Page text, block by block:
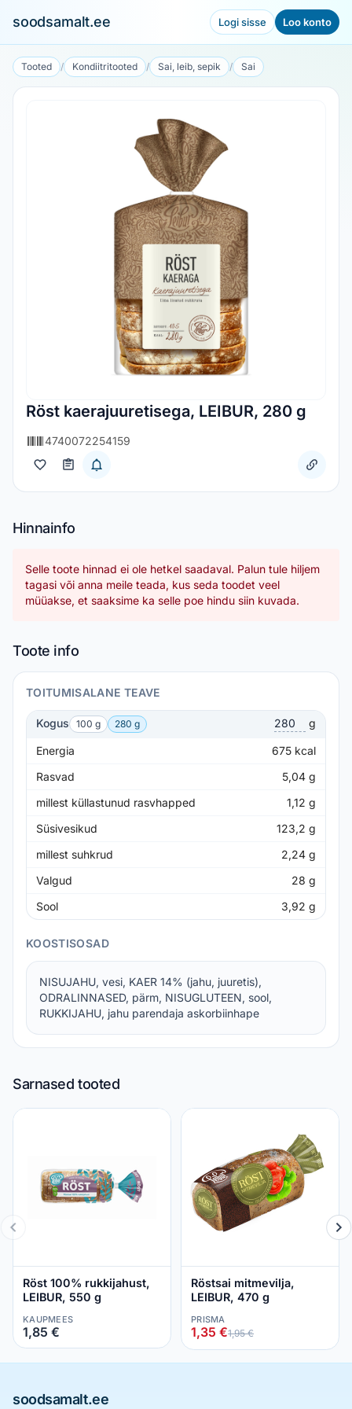
soodsamalt.ee Logi sisse Loo konto
Tooted / Kondiitritooted / Sai, leib, sepik / Sai
Röst kaerajuuretisega, LEIBUR, 280 g
4740072254159
Hinnainfo
Selle toote hinnad ei ole hetkel saadaval. Palun tule hiljem
tagasi või anna meile teada, kus seda toodet veel
müüakse, et saaksime ka selle poe hindu siin kuvada.
Toote info
TOITUMISALANE TEAVE
Kogus 100 g 280 g g
Energia 675 kcal
Rasvad
5,04 g
millest küllastunud rasvhapped
1,12 g
Süsivesikud
123,2 g
millest suhkrud
2,24 g
Valgud
28 g
Sool
3,92 g
KOOSTISOSAD
NISUJAHU, vesi, KAER 14% (jahu, juuretis),
ODRALINNASED, pärm, NISUGLUTEEN, sool,
RUKKIJAHU, jahu parendaja askorbiinhape
Sarnased tooted
Röst 100% rukkijahust,
LEIBUR, 550 g
KAUPMEES
1,85 €
Röstsai mitmevilja,
LEIBUR, 470 g
PRISMA
1,35 €1,95 €
soodsamalt.ee